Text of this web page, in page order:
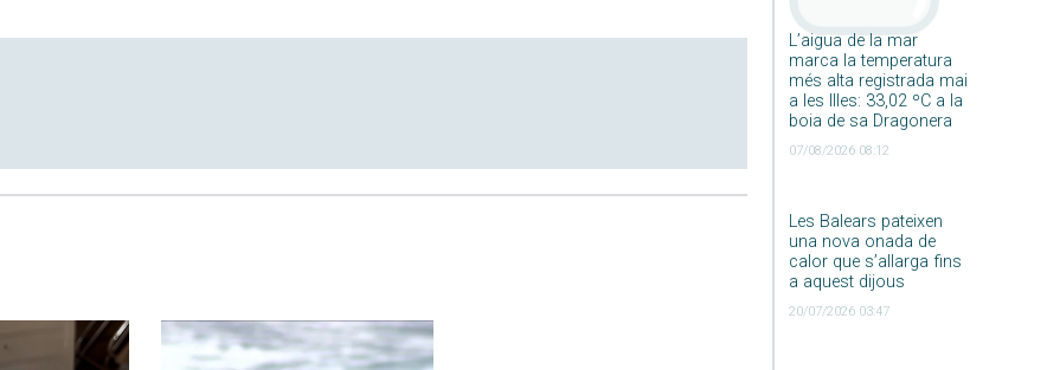
L’aigua de la mar
marca la temperatura
més alta registrada mai
a les Illes: 33,02 ºC a la
boia de sa Dragonera
07/08/2026 08:12
Les Balears pateixen
una nova onada de
calor que s’allarga fins
a aquest dijous
20/07/2026 03:47